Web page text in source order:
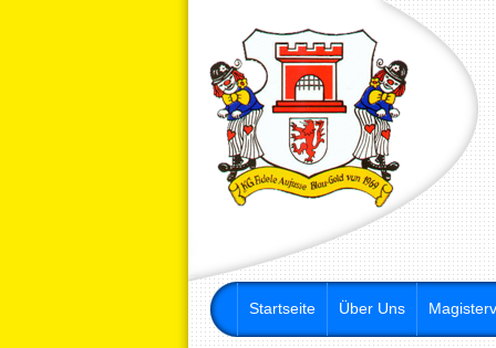
Startseite Über Uns